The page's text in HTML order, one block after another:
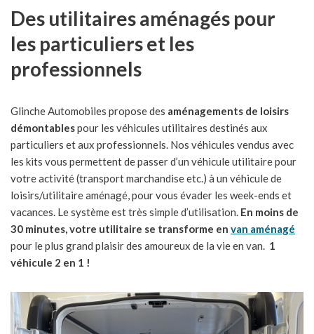
Des utilitaires aménagés pour
les particuliers et les
professionnels
Glinche Automobiles propose des aménagements de loisirs
démontablespour les véhicules utilitaires destinés aux
particuliers et aux professionnels. Nos véhicules vendus avec
les kits vous permettent de passer d’un véhicule utilitaire pour
votre activité (transport marchandise etc.) à un véhicule de
loisirs/utilitaire aménagé, pour vous évader les week-ends et
vacances. Le système est très simple d’utilisation. En moins de
30 minutes, votre utilitaire se transforme en van aménagé
pour le plus grand plaisir des amoureux de la vie en van. 1
véhicule 2 en 1 !